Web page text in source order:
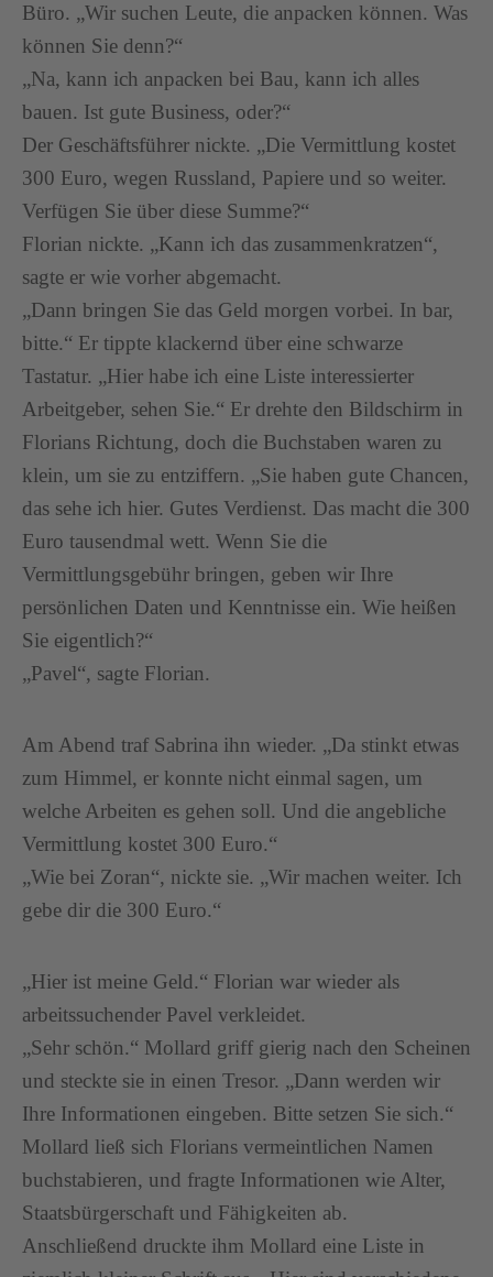
Büro. „Wir suchen Leute, die anpacken können. Was
können Sie denn?“
„Na, kann ich anpacken bei Bau, kann ich alles
bauen. Ist gute Business, oder?“
Der Geschäftsführer nickte. „Die Vermittlung kostet
300 Euro, wegen Russland, Papiere und so weiter.
Verfügen Sie über diese Summe?“
Florian nickte. „Kann ich das zusammenkratzen“,
sagte er wie vorher abgemacht.
„Dann bringen Sie das Geld morgen vorbei. In bar,
bitte.“ Er tippte klackernd über eine schwarze
Tastatur. „Hier habe ich eine Liste interessierter
Arbeitgeber, sehen Sie.“ Er drehte den Bildschirm in
Florians Richtung, doch die Buchstaben waren zu
klein, um sie zu entziffern. „Sie haben gute Chancen,
das sehe ich hier. Gutes Verdienst. Das macht die 300
Euro tausendmal wett. Wenn Sie die
Vermittlungsgebühr bringen, geben wir Ihre
persönlichen Daten und Kenntnisse ein. Wie heißen
Sie eigentlich?“
„Pavel“, sagte Florian.
Am Abend traf Sabrina ihn wieder. „Da stinkt etwas
zum Himmel, er konnte nicht einmal sagen, um
welche Arbeiten es gehen soll. Und die angebliche
Vermittlung kostet 300 Euro.“
„Wie bei Zoran“, nickte sie. „Wir machen weiter. Ich
gebe dir die 300 Euro.“
„Hier ist meine Geld.“ Florian war wieder als
arbeitssuchender Pavel verkleidet.
„Sehr schön.“ Mollard griff gierig nach den Scheinen
und steckte sie in einen Tresor. „Dann werden wir
Ihre Informationen eingeben. Bitte setzen Sie sich.“
Mollard ließ sich Florians vermeintlichen Namen
buchstabieren, und fragte Informationen wie Alter,
Staatsbürgerschaft und Fähigkeiten ab.
Anschließend druckte ihm Mollard eine Liste in